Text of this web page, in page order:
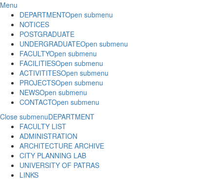
Menu
DEPARTMENTOpen submenu
NOTICES
POSTGRADUATE
UNDERGRADUATEOpen submenu
FACULTYOpen submenu
FACILITIESOpen submenu
ACTIVITITESOpen submenu
PROJECTSOpen submenu
NEWSOpen submenu
CONTACTOpen submenu
Close submenuDEPARTMENT
FACULTY LIST
ADMINISTRATION
ARCHITECTURE ARCHIVE
CITY PLANNING LAB
UNIVERSITY OF PATRAS
LINKS